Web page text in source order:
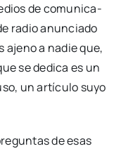
de comu­ni­ca­
radio anun­cia­do
ajeno a nadie que,
se dedi­ca es un
un artícu­lo suyo
de esas